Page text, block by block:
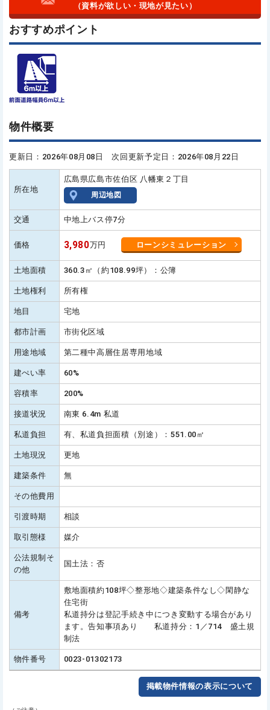
（資料が欲しい・現地が見たい）
おすすめポイント
物件概要
更新日：2026年08月08日 次回更新予定日：2026年08月22日
所在地
広島県広島市佐伯区 八幡東２丁目
周辺地図
交通 中地上バス停7分
価格 3,980万円 ローンシミュレーション
土地面積 360.3㎡（約108.99坪）：公簿
土地権利 所有権
地目 宅地
都市計画 市街化区域
用途地域 第二種中高層住居専用地域
建ぺい率 60%
容積率 200%
接道状況 南東 6.4m 私道
私道負担 有、私道負担面積（別途）：551.00㎡
土地現況 更地
建築条件 無
その他費用
引渡時期 相談
取引態様 媒介
公法規制そ
の他
国土法：否
備考
敷地面積約108坪◇整形地◇建築条件なし◇閑静な
住宅街
私道持分は登記手続き中につき変動する場合があり
ます。告知事項あり 私道持分：1／714 盛土規
制法
物件番号 0023-01302173
掲載物件情報の表示について